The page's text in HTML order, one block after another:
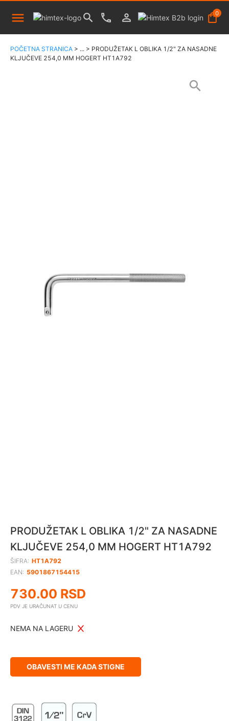
0
POČETNA STRANICA > ... > PRODUŽETAK L OBLIKA 1/2" ZA NASADNE
KLJUČEVE 254,0 MM HOGERT HT1A792
PRODUŽETAK L OBLIKA 1/2" ZA NASADNE
KLJUČEVE 254,0 MM HOGERT HT1A792
ŠIFRA: HT1A792
EAN: 5901867154415
730.00 RSD
PDV JE URAČUNAT U CENU
NEMA NA LAGERU
OBAVESTI ME KADA STIGNE